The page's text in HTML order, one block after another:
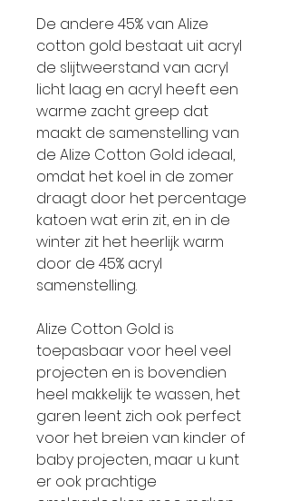
De andere 45% van Alize
cotton gold bestaat uit acryl
de slijtweerstand van acryl
licht laag en acryl heeft een
warme zacht greep dat
maakt de samenstelling van
de Alize Cotton Gold ideaal,
omdat het koel in de zomer
draagt door het percentage
katoen wat erin zit, en in de
winter zit het heerlijk warm
door de 45% acryl
samenstelling.
Alize Cotton Gold is
toepasbaar voor heel veel
projecten en is bovendien
heel makkelijk te wassen, het
garen leent zich ook perfect
voor het breien van kinder of
baby projecten, maar u kunt
er ook prachtige